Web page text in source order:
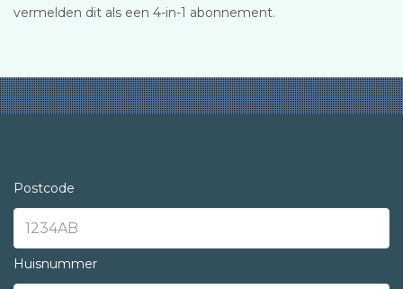
vermelden dit als een 4-in-1 abonnement.
Postcode
Huisnummer